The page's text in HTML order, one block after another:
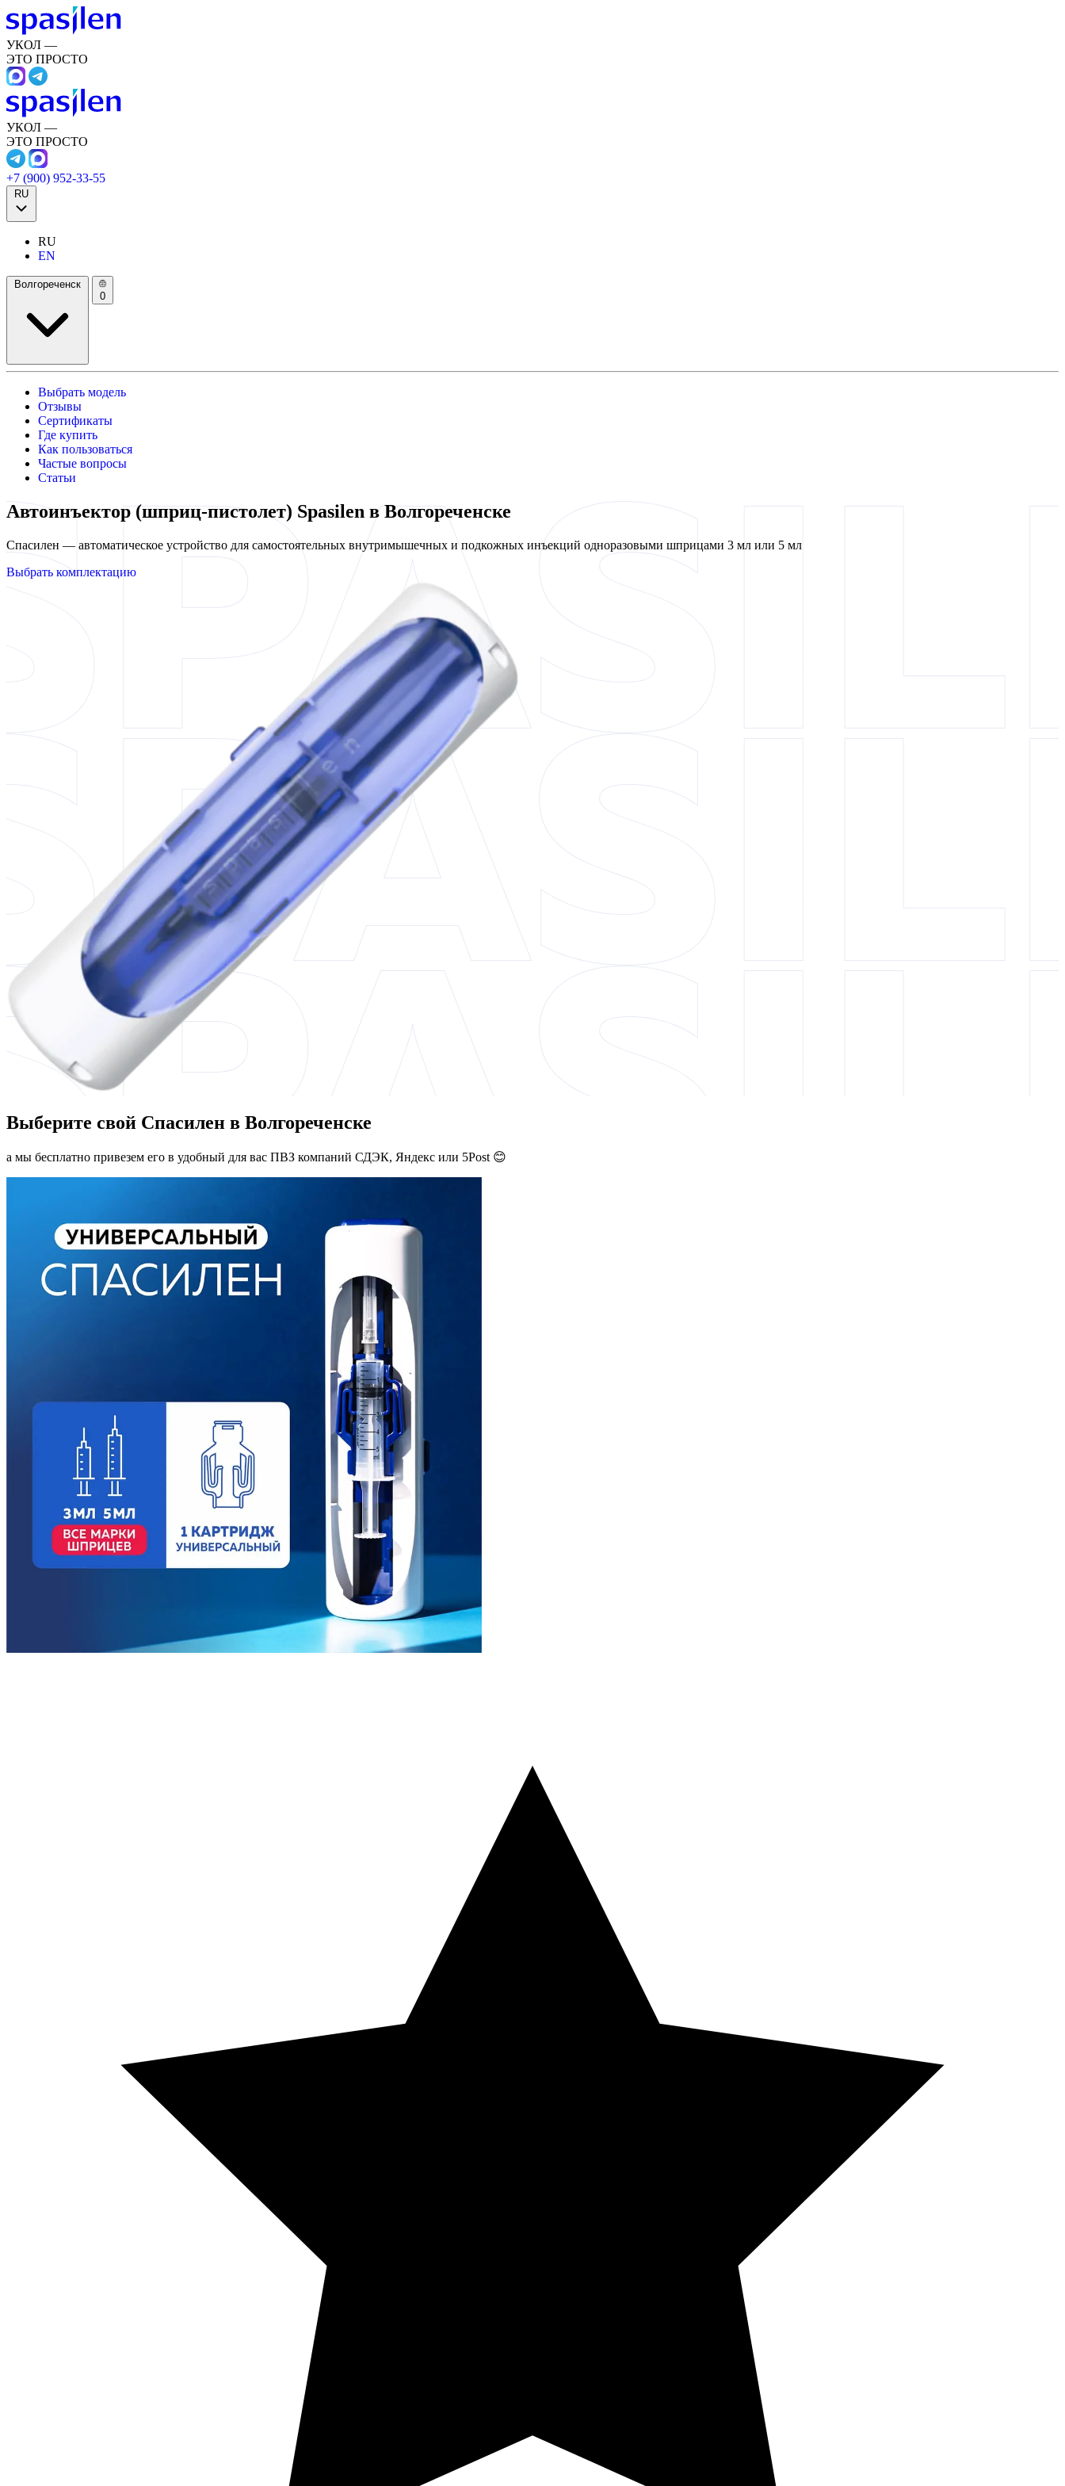
УКОЛ —
ЭТО ПРОСТО
УКОЛ —
ЭТО ПРОСТО
+7 (900) 952-33-55
RU
RU
EN
Волгореченск
0
Выбрать модель
Отзывы
Сертификаты
Где купить
Как пользоваться
Частые вопросы
Статьи
Автоинъектор (шприц-пистолет) Spasilen в Волгореченске
Спасилен — автоматическое устройство для самостоятельных внутримышечных и подкожных инъекций одноразовыми шприцами 3 мл или 5 мл
Выбрать комплектацию
Выберите свой Спасилен в Волгореченске
а мы бесплатно привезем его в удобный для вас ПВЗ компаний СДЭК, Яндекс или 5Post 😊